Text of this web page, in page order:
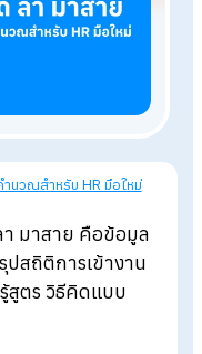
3,770 HR Knowledge